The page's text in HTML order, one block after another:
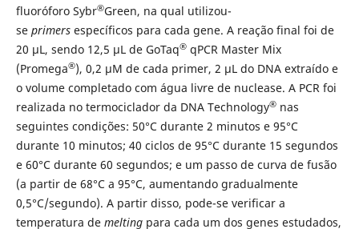
fluoróforo Sybr®Green, na qual utilizou-
se primersespecíficos para cada gene. A reação final foi de
20 µL, sendo 12,5 µL de GoTaq®qPCR Master Mix
(Promega®), 0,2 µM de cada primer, 2 µL do DNA extraído e
o volume completado com água livre de nuclease. A PCR foi
realizada no termociclador da DNA Technology®nas
seguintes condições: 50°C durante 2 minutos e 95°C
durante 10 minutos; 40 ciclos de 95°C durante 15 segundos
e 60°C durante 60 segundos; e um passo de curva de fusão
(a partir de 68°C a 95°C, aumentando gradualmente
0,5°C/segundo). A partir disso, pode-se verificar a
temperatura de meltingpara cada um dos genes estudados,